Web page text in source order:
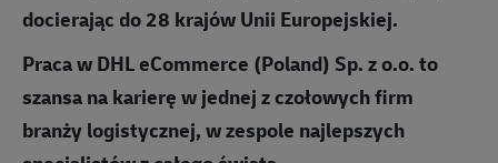
docierając do 28 krajów Unii Europejskiej.
Praca w DHL eCommerce (Poland) Sp. z o.o. to
szansa na karierę w jednej z czołowych firm
branży logistycznej, w zespole najlepszych